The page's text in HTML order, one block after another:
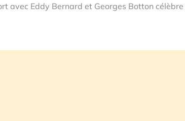
avec Eddy Bernard et Georges Botton